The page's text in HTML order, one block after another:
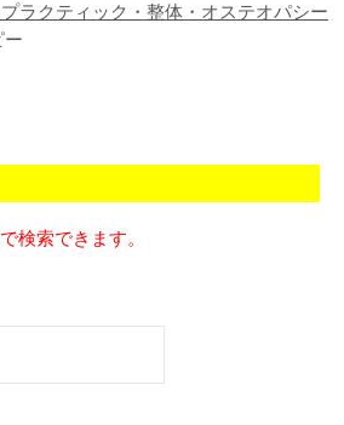
ラクティック・整体・オステオパシー
ー
検索できます。